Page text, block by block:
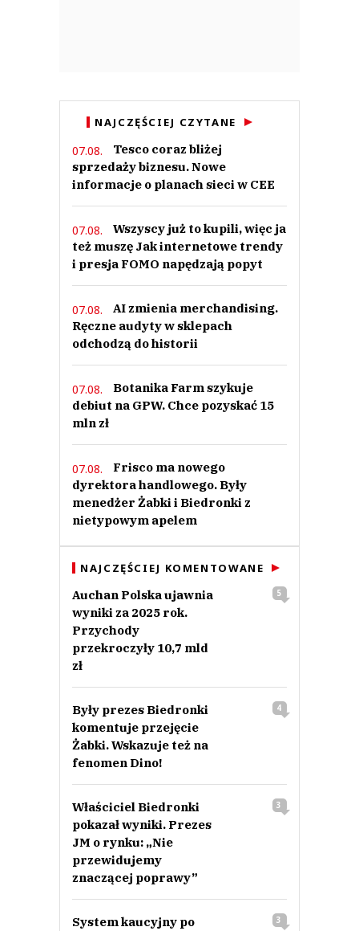
NAJCZĘŚCIEJ CZYTANE
07.08.
Tesco coraz bliżej
sprzedaży biznesu. Nowe
informacje o planach sieci w CEE
07.08.
Wszyscy już to kupili, więc ja
też muszę Jak internetowe trendy
i presja FOMO napędzają popyt
07.08.
AI zmienia merchandising.
Ręczne audyty w sklepach
odchodzą do historii
07.08.
Botanika Farm szykuje
debiut na GPW. Chce pozyskać 15
mln zł
07.08.
Frisco ma nowego
dyrektora handlowego. Były
menedżer Żabki i Biedronki z
nietypowym apelem
NAJCZĘŚCIEJ KOMENTOWANE
Auchan Polska ujawnia
wyniki za 2025 rok.
Przychody
przekroczyły 10,7 mld
zł
5
Były prezes Biedronki
komentuje przejęcie
Żabki. Wskazuje też na
fenomen Dino!
4
Właściciel Biedronki
pokazał wyniki. Prezes
JM o rynku: „Nie
przewidujemy
znaczącej poprawy”
3
System kaucyjny po
3